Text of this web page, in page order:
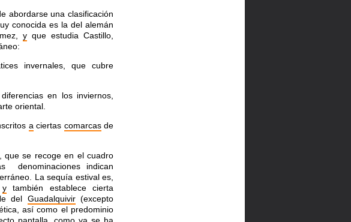
abordarse una clasificación
conocida es la del alemán
y que estudia Castillo,
invernales, que cubre
en los inviernos,
oriental.
a ciertas comarcasde
que se recoge en el cuadro
denominaciones indican
La sequía estival es,
ytambién establece cierta
del Guadalquivir(excepto
así como el predominio
pantalla, como ya se ha